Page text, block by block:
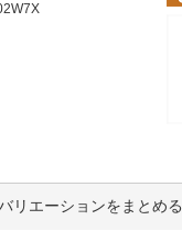
リエーションをまとめる